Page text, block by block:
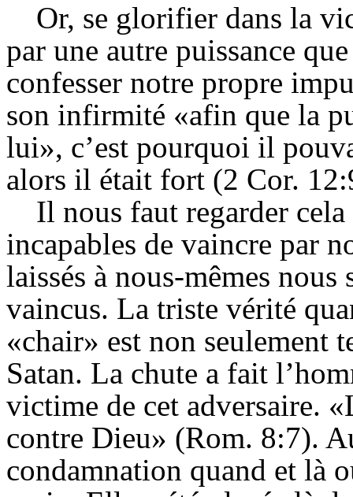
Or, se glorifier dans la
par une autre puissance
confesser notre propre
son infirmité «afin que la
lui», c’est pourquoi il
alors il était fort (2 Cor.
Il nous faut regarder
incapables de vaincre par
laissés à nous-mêmes
vaincus. La triste vérité
«chair» est non seulement
Satan. La chute a fait
victime de cet adversaire.
contre Dieu» (Rom. 8:7).
condamnation quand et là